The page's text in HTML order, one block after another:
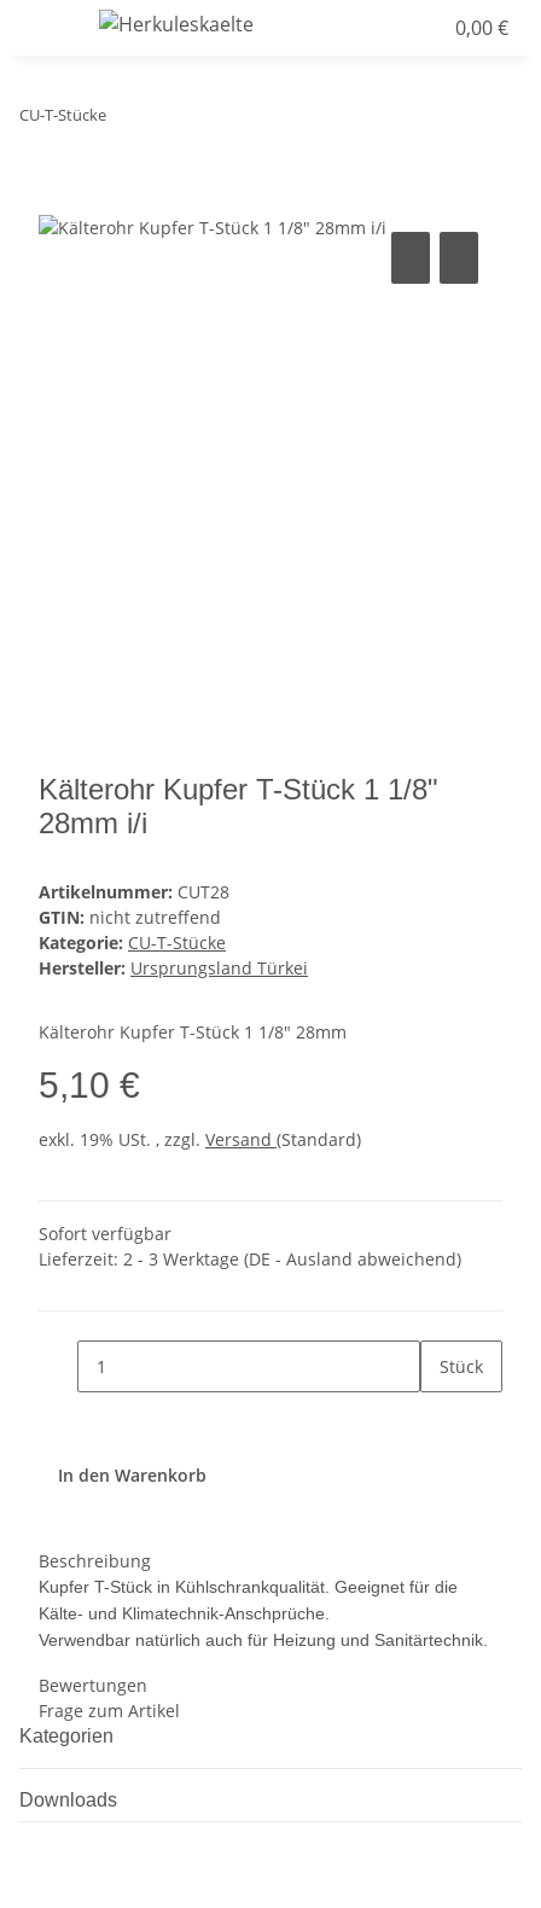
0,00 €
CU-T-Stücke
Kälterohr Kupfer T-Stück 1 1/8"
28mm i/i
Artikelnummer: CUT28
GTIN: nicht zutreffend
Kategorie: CU-T-Stücke
Hersteller: Ursprungsland Türkei
Kälterohr Kupfer T-Stück 1 1/8" 28mm
5,10 €
exkl. 19% USt. , zzgl. Versand (Standard)
Sofort verfügbar
Lieferzeit: 2 - 3 Werktage (DE - Ausland abweichend)
Stück
In den Warenkorb
Beschreibung
Kupfer T-Stück in Kühlschrankqualität. Geeignet für die
Kälte- und Klimatechnik-Anschprüche.
Verwendbar natürlich auch für Heizung und Sanitärtechnik.
Bewertungen
Frage zum Artikel
Kategorien
Downloads